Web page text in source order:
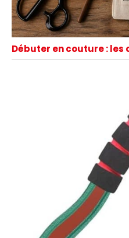
Débuter en couture :